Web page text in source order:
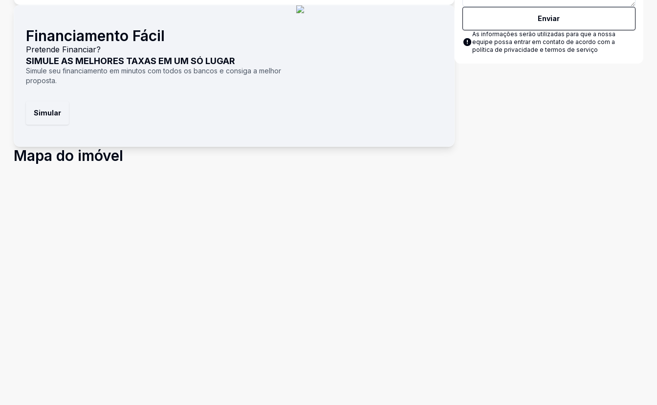
Financiamento Fácil
Pretende Financiar?
SIMULE AS MELHORES TAXAS EM UM SÓ LUGAR
Simule seu financiamento em minutos com todos os bancos e consiga a melhor
proposta.
Simular
Mapa do imóvel
Enviar
As informações serão utilizadas para que a nossa
equipe possa entrar em contato de acordo com a
política de privacidade e termos de serviço